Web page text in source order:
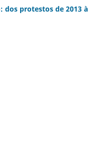
dos protestos de 2013 à